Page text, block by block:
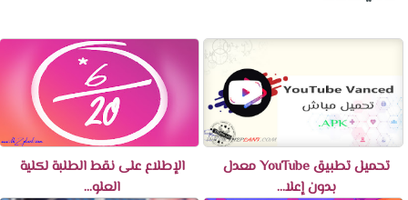
الإطلاع على نقط الطلبة لكلية
العلو...
تحميل تطبيق YouTube معدل
بدون إعلا...